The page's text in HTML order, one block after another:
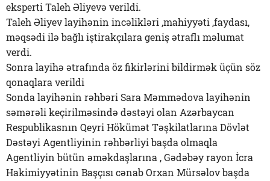
eksperti Taleh Əliyevə verildi.
Taleh Əliyev layihənin incəlikləri ,mahiyyəti ,faydası,
məqsədi ilə bağlı iştirakçılara geniş ətraflı məlumat
verdi.
Sonra layihə ətrafında öz fikirlərini bildirmək üçün söz
qonaqlara verildi
Sonda layihənin rəhbəri Sara Məmmədova layihənin
səmərəli keçirilməsində dəstəyi olan Azərbaycan
Respublikasnın Qeyri Hökümət Təşkilatlarına Dövlət
Dəstəyi Agentliyinin rəhbərliyi başda olmaqla
Agentliyin bütün əməkdaşlarına , Gədəbəy rayon İcra
Hakimiyyətinin Başçısı cənab Orxan Mürsəlov başda